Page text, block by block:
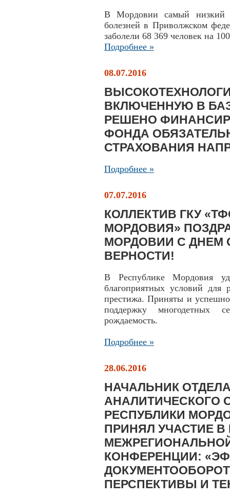
В Мордовии самый низкий
болезней в Приволжском
заболели 68 369 человек на
Подробнее »
08.07.2016
ВКЛЮЧЕННУЮ В
РЕШЕНО
ФОНДА
СТРАХОВАНИЯ
Подробнее »
07.07.2016
КОЛЛЕКТИВ ГКУ
МОРДОВИЯ»
МОРДОВИИ С ДНЕМ
ВЕРНОСТИ!
В Республике Мордовия
благоприятных условий для
престижа. Приняты и
поддержку многодетных
рождаемость.
Подробнее »
28.06.2016
НАЧАЛЬНИК
АНАЛИТИЧЕСКОГО
РЕСПУБЛИКИ
ПРИНЯЛ УЧАСТИЕ В
КОНФЕРЕНЦИИ:
ПЕРСПЕКТИВЫ И